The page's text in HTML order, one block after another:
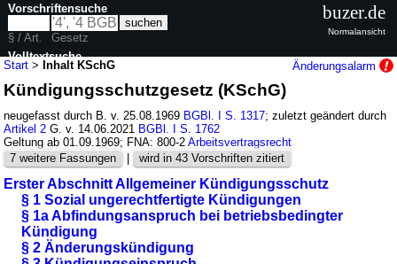
Start >Inhalt KSchG Änderungsalarm
Kündigungsschutzgesetz (KSchG)
neugefasst durch B. v. 25.08.1969 BGBl. I S. 1317; zuletzt geändert durch
Artikel 2 G. v. 14.06.2021 BGBl. I S. 1762
Geltung ab 01.09.1969; FNA: 800-2Arbeitsvertragsrecht
7 weitere Fassungen
| wird in 43 Vorschriften zitiert
Erster Abschnitt Allgemeiner Kündigungsschutz
§ 1 Sozial ungerechtfertigte Kündigungen
§ 1a Abfindungsanspruch bei betriebsbedingter
Kündigung
§ 2 Änderungskündigung
Vorschriftensuche
§ / Art.
Gesetz
Volltextsuche
nur in KSchG
buzer.de
Normalansicht